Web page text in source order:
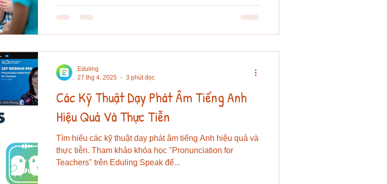
giảng dạy. 1. Mục tiêu chính Phonics Giúp người học
cái biểu thị âm thanh như thế nào trong văn bản viết
Các Kỹ Thuật Dạy Phát Âm Tiếng Anh
Hiệu Quả Và Thực Tiễn
Tìm hiểu các kỹ thuật dạy phát âm tiếng Anh hiệu quả và
thực tiễn. Tham khảo khóa học "Pronunciation for
Teachers" trên Eduling Speak để...
Eduling
27 thg 4, 2025
3 phút đọc